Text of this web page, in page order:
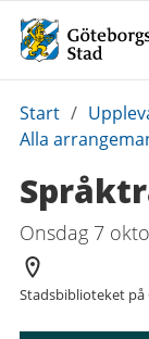
Du
är
Start /
Alla
Onsdag 7
Arrangör
Stadsbiblioteket på